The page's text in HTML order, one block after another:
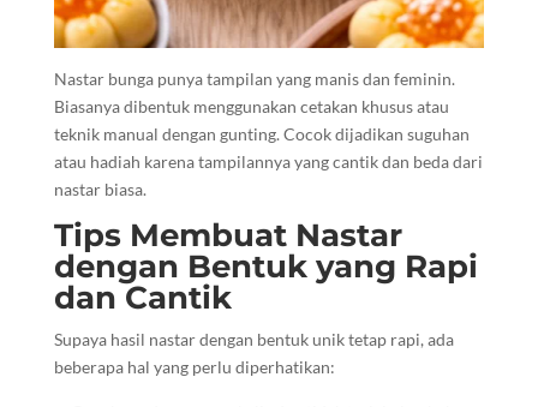
Nastar bunga punya tampilan yang manis dan feminin.
Biasanya dibentuk menggunakan cetakan khusus atau
teknik manual dengan gunting. Cocok dijadikan suguhan
atau hadiah karena tampilannya yang cantik dan beda dari
nastar biasa.
Tips Membuat Nastar
dengan Bentuk yang Rapi
dan Cantik
Supaya hasil nastar dengan bentuk unik tetap rapi, ada
beberapa hal yang perlu diperhatikan: